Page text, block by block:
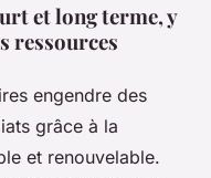
et long terme, y
ressources
engendre des
grâce à la
et renouvelable.